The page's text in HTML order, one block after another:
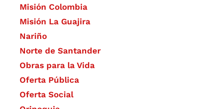
Misión Colombia
Misión La Guajira
Nariño
Norte de Santander
Obras para la Vida
Oferta Pública
Oferta Social​​